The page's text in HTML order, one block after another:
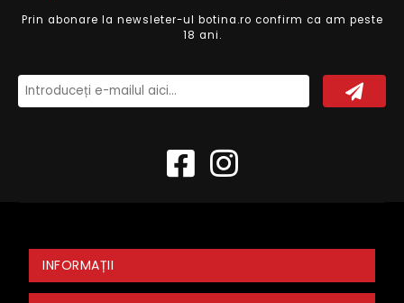
Prin abonare la newsleter-ul botina.ro confirm ca am peste
18 ani.
INFORMAȚII